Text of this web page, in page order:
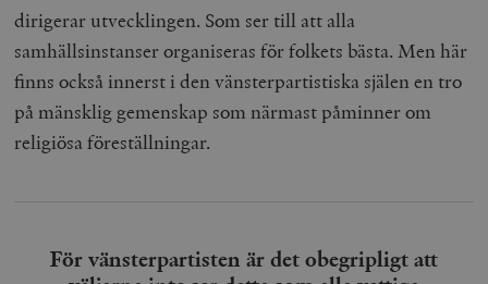
dirigerar utvecklingen. Som ser till att alla
samhällsinstanser organiseras för folkets bästa. Men här
finns också innerst i den vänsterpartistiska själen en tro
på mänsklig gemenskap som närmast påminner om
religiösa föreställningar.
För vänsterpartisten är det obegripligt att